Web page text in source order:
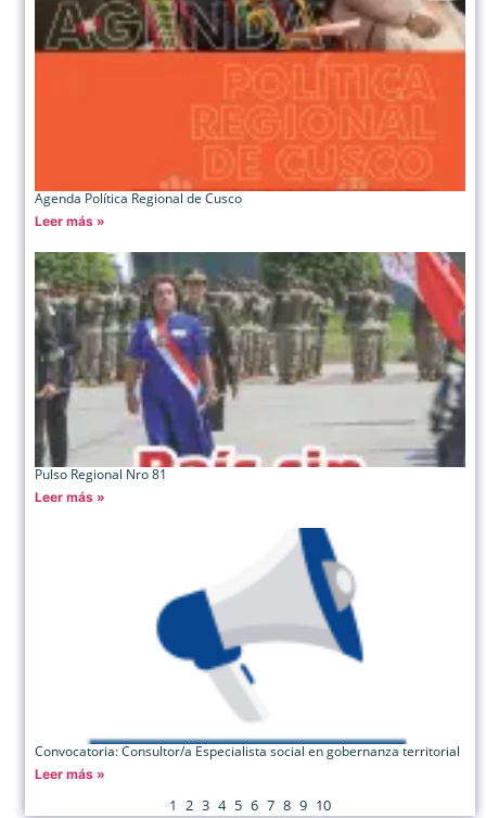
Agenda Política Regional de Cusco
Leer más »
Pulso Regional Nro 81
Leer más »
Convocatoria: Consultor/a Especialista social en gobernanza territorial
Leer más »
1 2 3 4 5 6 7 8 9 10